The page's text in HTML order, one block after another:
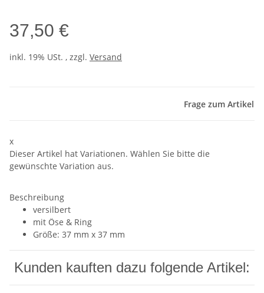
37,50 €
inkl. 19% USt. , zzgl. Versand
Frage zum Artikel
x
Dieser Artikel hat Variationen. Wählen Sie bitte die
gewünschte Variation aus.
Beschreibung
versilbert
mit Öse & Ring
Größe: 37 mm x 37 mm
Kunden kauften dazu folgende Artikel: